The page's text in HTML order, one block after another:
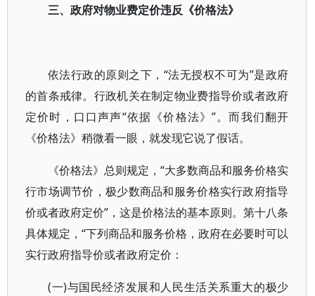
三、政府对物业费定价违反《价格法》
依法行政的原则之下，“法无授权不可为”是政府
的首条戒律。行政机关在制定物业费指导价或者政府
定价时，口口声声“依据《价格法》”。而我们翻开
《价格法》稍微看一眼，就发现它说了假话。
《价格法》总则规定，“大多数商品和服务价格实
行市场调节价，极少数商品和服务价格实行政府指导
价或者政府定价”，这是价格法的基本原则。第十八条
具体规定，“下列商品和服务价格，政府在必要时可以
实行政府指导价或者政府定价：
(一)与国民经济发展和人民生活关系重大的极少